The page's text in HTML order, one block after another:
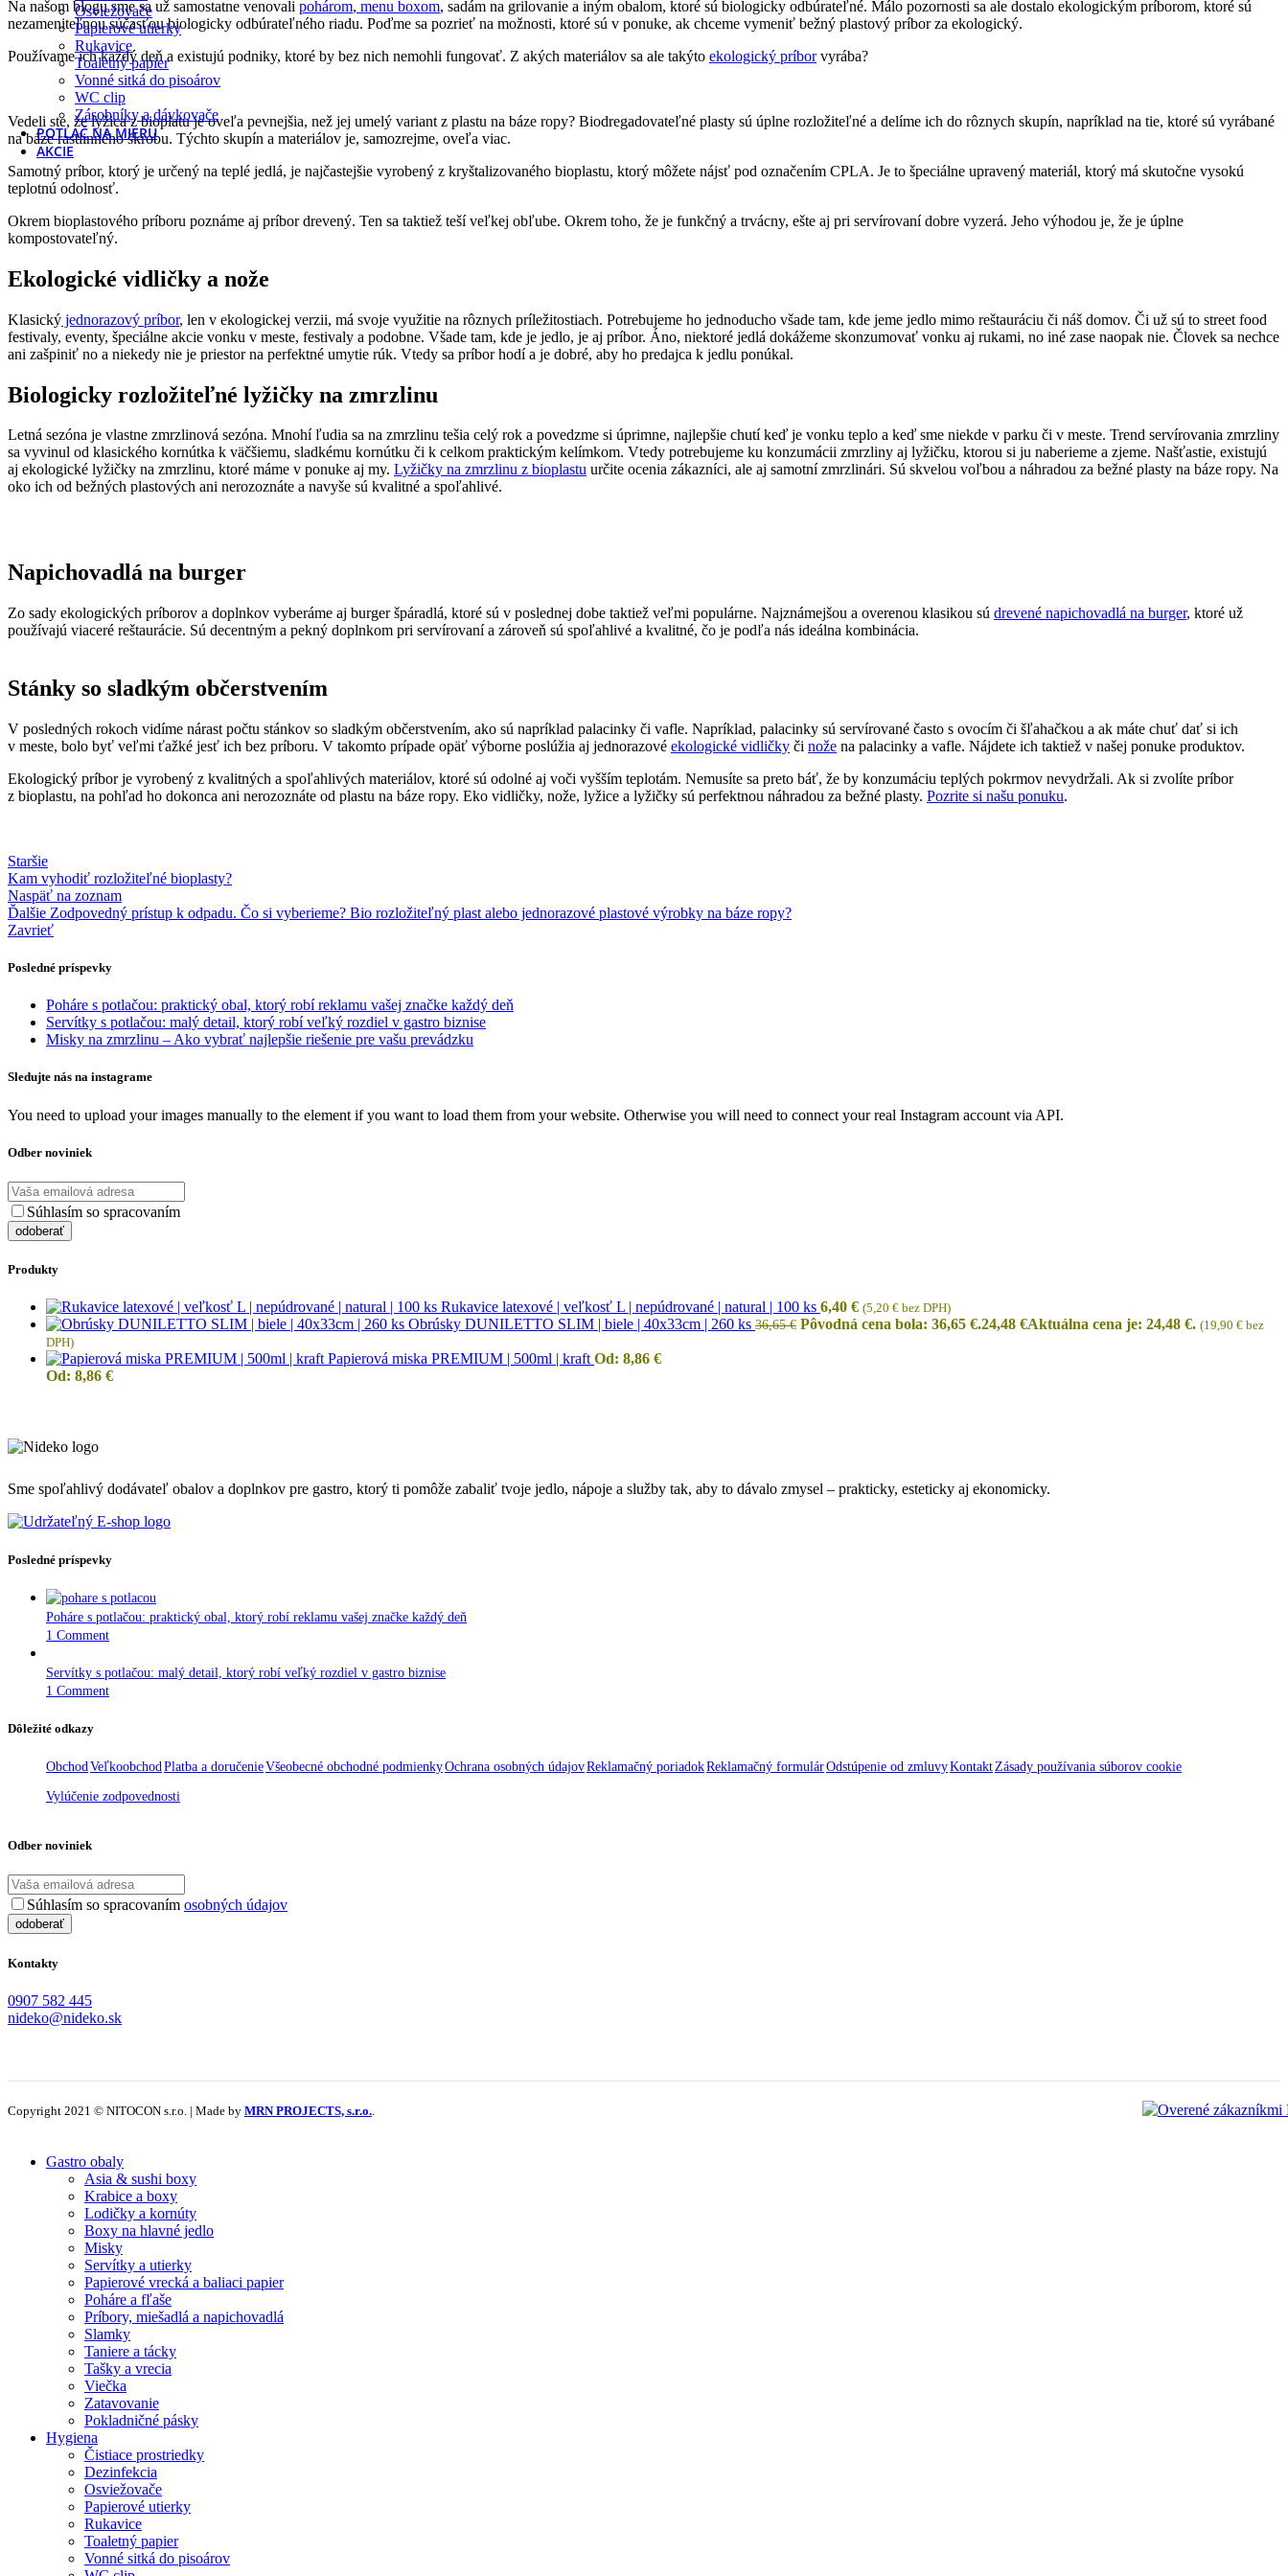
Osviežovače
Papierové utierky
Rukavice
Toaletný papier
Vonné sitká do pisoárov
WC clip
Zásobníky a dávkovače
POTLAČ NA MIERU
AKCIE
Na našom blogu sme sa už samostatne venovali pohárom, menu boxom, sadám na grilovanie a iným obalom, ktoré sú biologicky odbúrateľné. Málo pozornosti sa ale dostalo ekologickým príborom, ktoré sú
nezameniteľnou súčasťou biologicky odbúrateľného riadu. Poďme sa pozrieť na možnosti, ktoré sú v ponuke, ak chceme vymeniť bežný plastový príbor za ekologický.
Používame ich každý deň a existujú podniky, ktoré by bez nich nemohli fungovať. Z akých materiálov sa ale takýto ekologický príborvyrába?
Vedeli ste, že lyžica z bioplatu je oveľa pevnejšia, než jej umelý variant z plastu na báze ropy? Biodregadovateľné plasty sú úplne rozložiteľné a delíme ich do rôznych skupín, napríklad na tie, ktoré sú vyrábané
na báze rastlinného škrobu. Týchto skupín a materiálov je, samozrejme, oveľa viac.
Samotný príbor, ktorý je určený na teplé jedlá, je najčastejšie vyrobený z kryštalizovaného bioplastu, ktorý môžete nájsť pod označením CPLA. Je to špeciálne upravený materiál, ktorý má skutočne vysokú
teplotnú odolnosť.
Okrem bioplastového príboru poznáme aj príbor drevený. Ten sa taktiež teší veľkej obľube. Okrem toho, že je funkčný a trvácny, ešte aj pri servírovaní dobre vyzerá. Jeho výhodou je, že je úplne
kompostovateľný.
Ekologické vidličky a nože
Klasický jednorazový príbor, len v ekologickej verzii, má svoje využitie na rôznych príležitostiach. Potrebujeme ho jednoducho všade tam, kde jeme jedlo mimo reštauráciu či náš domov. Či už sú to street food
festivaly, eventy, špeciálne akcie vonku v meste, festivaly a podobne. Všade tam, kde je jedlo, je aj príbor. Áno, niektoré jedlá dokážeme skonzumovať vonku aj rukami, no iné zase naopak nie. Človek sa nechce
ani zašpiniť no a niekedy nie je priestor na perfektné umytie rúk. Vtedy sa príbor hodí a je dobré, aby ho predajca k jedlu ponúkal.
Biologicky rozložiteľné lyžičky na zmrzlinu
Letná sezóna je vlastne zmrzlinová sezóna. Mnohí ľudia sa na zmrzlinu tešia celý rok a povedzme si úprimne, najlepšie chutí keď je vonku teplo a keď sme niekde v parku či v meste. Trend servírovania zmrzliny
sa vyvinul od klasického kornútka k väčšiemu, sladkému kornútku či k celkom praktickým kelímkom. Vtedy potrebujeme ku konzumácii zmrzliny aj lyžičku, ktorou si ju naberieme a zjeme. Našťastie, existujú
aj ekologické lyžičky na zmrzlinu, ktoré máme v ponuke aj my. Lyžičky na zmrzlinu z bioplastu určite ocenia zákazníci, ale aj samotní zmrzlinári. Sú skvelou voľbou a náhradou za bežné plasty na báze ropy. Na
oko ich od bežných plastových ani nerozoznáte a navyše sú kvalitné a spoľahlivé.
Napichovadlá na burger
Zo sady ekologických príborov a doplnkov vyberáme aj burger špáradlá, ktoré sú v poslednej dobe taktiež veľmi populárne. Najznámejšou a overenou klasikou sú drevené napichovadlá na burger, ktoré už
používajú viaceré reštaurácie. Sú decentným a pekný doplnkom pri servírovaní a zároveň sú spoľahlivé a kvalitné, čo je podľa nás ideálna kombinácia.
Stánky so sladkým občerstvením
V posledných rokoch vidíme nárast počtu stánkov so sladkým občerstvením, ako sú napríklad palacinky či vafle. Napríklad, palacinky sú servírované často s ovocím či šľahačkou a ak máte chuť dať si ich
v meste, bolo byť veľmi ťažké jesť ich bez príboru. V takomto prípade opäť výborne poslúžia aj jednorazové ekologické vidličky či nože na palacinky a vafle. Nájdete ich taktiež v našej ponuke produktov.
Ekologický príbor je vyrobený z kvalitných a spoľahlivých materiálov, ktoré sú odolné aj voči vyšším teplotám. Nemusíte sa preto báť, že by konzumáciu teplých pokrmov nevydržali. Ak si zvolíte príbor
z bioplastu, na pohľad ho dokonca ani nerozoznáte od plastu na báze ropy. Eko vidličky, nože, lyžice a lyžičky sú perfektnou náhradou za bežné plasty. Pozrite si našu ponuku.
Staršie
Kam vyhodiť rozložiteľné bioplasty?
Naspäť na zoznam
Ďalšie Zodpovedný prístup k odpadu. Čo si vyberieme? Bio rozložiteľný plast alebo jednorazové plastové výrobky na báze ropy?
Zavrieť
Posledné príspevky
Poháre s potlačou: praktický obal, ktorý robí reklamu vašej značke každý deň
Servítky s potlačou: malý detail, ktorý robí veľký rozdiel v gastro biznise
Misky na zmrzlinu – Ako vybrať najlepšie riešenie pre vašu prevádzku
Sledujte nás na instagrame
You need to upload your images manually to the element if you want to load them from your website. Otherwise you will need to connect your real Instagram account via API.
Odber noviniek
Súhlasím so spracovaním
Produkty
Rukavice latexové | veľkosť L | nepúdrované | natural | 100 ks 6,40 € (5,20 € bez DPH)
Obrúsky DUNILETTO SLIM | biele | 40x33cm | 260 ks 36,65€ Pôvodná cena bola: 36,65 €.24,48 €Aktuálna cena je: 24,48 €. (19,90 € bez
DPH)
Papierová miska PREMIUM | 500ml | kraft Od: 8,86 €
Od: 8,86 €
Sme spoľahlivý dodávateľ obalov a doplnkov pre gastro, ktorý ti pomôže zabaliť tvoje jedlo, nápoje a služby tak, aby to dávalo zmysel – prakticky, esteticky aj ekonomicky.
Posledné príspevky
Poháre s potlačou: praktický obal, ktorý robí reklamu vašej značke každý deň
1 Comment
Servítky s potlačou: malý detail, ktorý robí veľký rozdiel v gastro biznise
1 Comment
Dôležité odkazy
ObchodVeľkoobchodPlatba a doručenieVšeobecné obchodné podmienkyOchrana osobných údajovReklamačný poriadokReklamačný formulárOdstúpenie od zmluvyKontaktZásady používania súborov cookie
Vylúčenie zodpovednosti
Odber noviniek
Súhlasím so spracovaním osobných údajov
Kontakty
0907 582 445
nideko@nideko.sk
Copyright 2021 © NITOCON s.r.o. | Made by MRN PROJECTS, s.r.o.
Gastro obaly
Asia & sushi boxy
Krabice a boxy
Lodičky a kornúty
Boxy na hlavné jedlo
Misky
Servítky a utierky
Papierové vrecká a baliaci papier
Poháre a fľaše
Príbory, miešadlá a napichovadlá
Slamky
Taniere a tácky
Tašky a vrecia
Viečka
Zatavovanie
Pokladničné pásky
Hygiena
Čistiace prostriedky
Dezinfekcia
Osviežovače
Papierové utierky
Rukavice
Toaletný papier
Vonné sitká do pisoárov